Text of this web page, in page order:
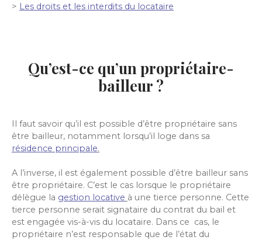
> Les droits et les interdits du locataire
Qu’est-ce qu’un propriétaire-
bailleur ?
Il faut savoir qu’il est possible d’être propriétaire sans
être bailleur, notamment lorsqu’il loge dans sa
résidence principale.
A l’inverse, il est également possible d’être bailleur sans
être propriétaire. C’est le cas lorsque le propriétaire
délègue la gestion locative à une tierce personne. Cette
tierce personne serait signataire du contrat du bail et
est engagée vis-à-vis du locataire. Dans ce cas, le
propriétaire n’est responsable que de l’état du